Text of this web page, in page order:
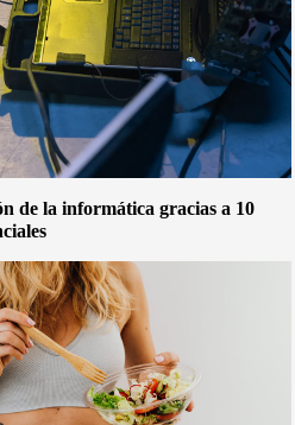
de la informática gracias a 10